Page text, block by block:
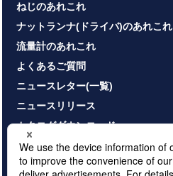
ねじのあれこれ
ナットランナ(ドライバ)のあれこれ
流量計のあれこれ
よくあるご質問
ニュースレター(一覧)
ニュースリリース
カタログダウンロード
お問い合わせ